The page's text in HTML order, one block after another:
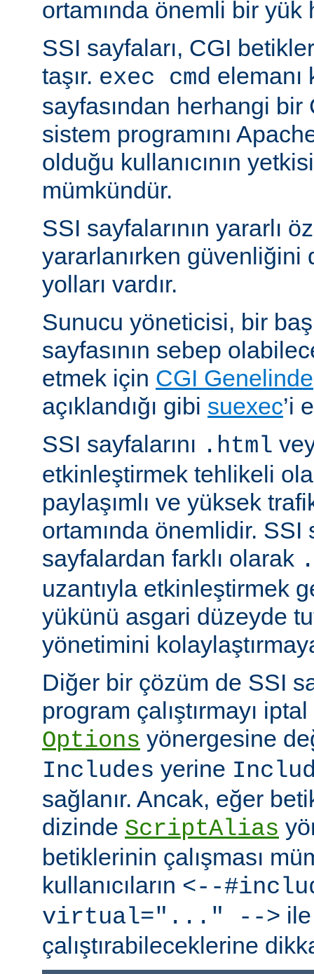
ortamında önemli bir yük
SSI sayfaları, CGI
taşır. exec cmd elemanı
sayfasından herhangi
sistem programını
olduğu kullanıcının
mümkündür.
SSI sayfalarının yararlı
yararlanırken güvenliğini
yolları vardır.
Sunucu yöneticisi, bir
sayfasının sebep
etmek için CGI Genelinde
açıklandığı gibi suexec’i
SSI sayfalarını .html
etkinleştirmek tehlikeli
paylaşımlı ve yüksek
ortamında önemlidir. SSI
sayfalardan farklı olarak
uzantıyla etkinleştirmek
yükünü asgari düzeyde
yönetimini
Diğer bir çözüm de SSI
program çalıştırmayı
Options yönergesine
Includes yerine
sağlanır. Ancak, eğer
dizinde ScriptAlias
betiklerinin çalışması
kullanıcıların <--
virtual="..." -->
çalıştırabileceklerine